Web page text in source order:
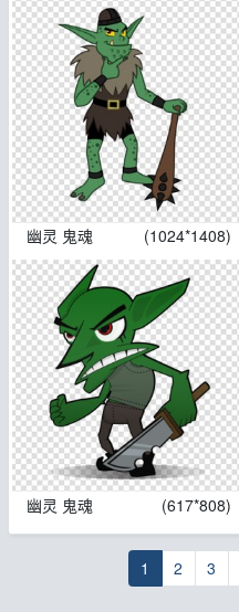
幽灵 鬼魂 (1024*1408)
幽灵 鬼魂 (617*808)
1 2 3